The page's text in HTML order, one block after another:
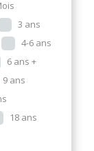
3 ans
4-6 ans
6 ans +
9 ans
18 ans